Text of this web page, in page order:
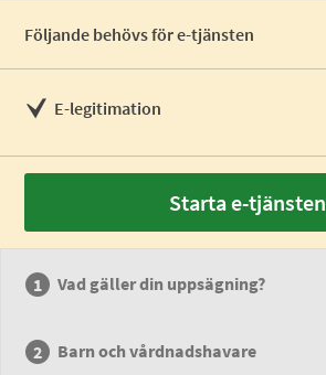
Följande behövs för e-tjänsten
E-legitimation
Starta e-tjänsten
Vad gäller din uppsägning?
Barn och vårdnadshavare